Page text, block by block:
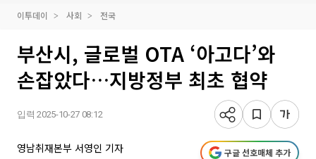
이투데이 사회 전국
부산시, 글로벌 OTA ‘아고다’와
손잡았다…지방정부 최초 협약
입력 2025-10-27 08:12
영남취재본부 서영인 기자 구글 선호매체 추가